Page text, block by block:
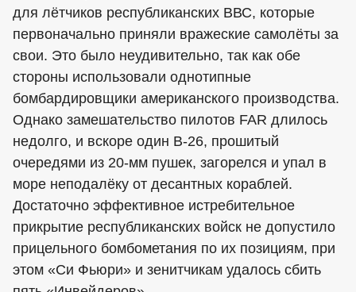
для лётчиков республиканских ВВС, которые
первоначально приняли вражеские самолёты за
свои. Это было неудивительно, так как обе
стороны использовали однотипные
бомбардировщики американского производства.
Однако замешательство пилотов FAR длилось
недолго, и вскоре один В-26, прошитый
очередями из 20-мм пушек, загорелся и упал в
море неподалёку от десантных кораблей.
Достаточно эффективное истребительное
прикрытие республиканских войск не допустило
прицельного бомбометания по их позициям, при
этом «Си Фьюри» и зенитчикам удалось сбить